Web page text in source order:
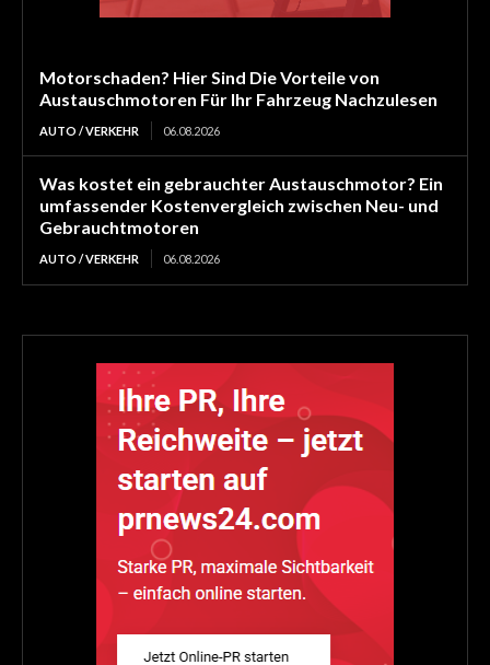
Motorschaden? Hier Sind Die Vorteile von
Austauschmotoren Für Ihr Fahrzeug Nachzulesen
AUTO / VERKEHR 06.08.2026
Was kostet ein gebrauchter Austauschmotor? Ein
umfassender Kostenvergleich zwischen Neu- und
Gebrauchtmotoren
AUTO / VERKEHR 06.08.2026